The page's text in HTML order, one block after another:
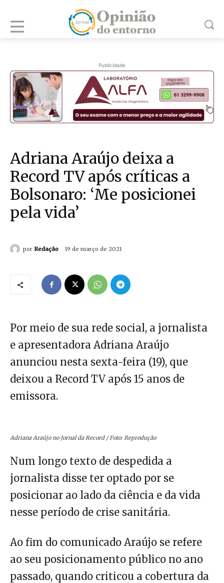
Publicidade
Adriana Araújo deixa a
Record TV após críticas a
Bolsonaro: ‘Me posicionei
pela vida’
por Redação 19 de março de 2021
Por meio de sua rede social, a jornalista
e apresentadora Adriana Araújo
anunciou nesta sexta-feira (19), que
deixou a Record TV após 15 anos de
emissora.
Adriana Araújo no Jornal da Record / Foto: Reprodução
Num longo texto de despedida a
jornalista disse ter optado por se
posicionar ao lado da ciência e da vida
nesse período de crise sanitária.
Ao fim do comunicado Araújo se refere
ao seu posicionamento público no ano
passado, quando criticou a cobertura da